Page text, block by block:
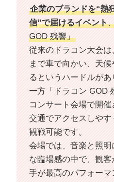
企業のブランドを“熱
信”で届けるイベント
GOD 残響」
従来のドラコン大会
まで車で向かい、天
るというハードルがあ
一方「ドラコン GOD
コンサート会場で開
交通でアクセスしや
観戦可能です。
会場では、音楽と照
な臨場感の中で、観
手が最高のパフォーマ